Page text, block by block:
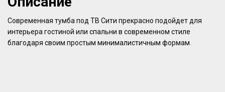
Современная тумба под ТВ Сити прекрасно подойдет для
интерьера гостиной или спальни в современном стиле
благодаря своим простым минималистичным формам.